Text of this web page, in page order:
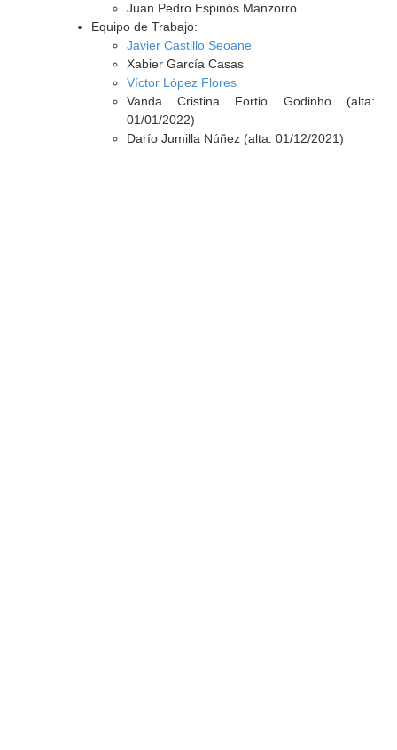
Juan Pedro Espinós Manzorro
Equipo de Trabajo:
Javier Castillo Seoane
Xabier García Casas
Víctor López Flores
Vanda Cristina Fortio Godinho (alta:
01/01/2022)
Darío Jumilla Núñez (alta: 01/12/2021)